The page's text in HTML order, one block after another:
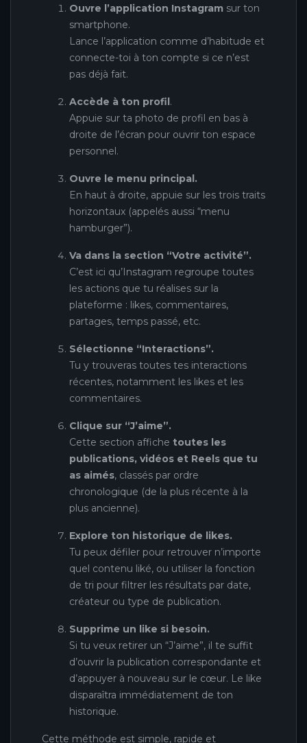
Ouvre l’application Instagram sur ton
smartphone.
Lance l’application comme d’habitude et
connecte-toi à ton compte si ce n’est
pas déjà fait.
Accède à ton profil.
Appuie sur ta photo de profil en bas à
droite de l’écran pour ouvrir ton espace
personnel.
Ouvre le menu principal.
En haut à droite, appuie sur les trois traits
horizontaux (appelés aussi “menu
hamburger”).
Va dans la section “Votre activité”.
C’est ici qu’Instagram regroupe toutes
les actions que tu réalises sur la
plateforme : likes, commentaires,
partages, temps passé, etc.
Sélectionne “Interactions”.
Tu y trouveras toutes tes interactions
récentes, notamment les likes et les
commentaires.
Clique sur “J’aime”.
Cette section affiche toutes les
publications, vidéos et Reels que tu
as aimés, classés par ordre
chronologique (de la plus récente à la
plus ancienne).
Explore ton historique de likes.
Tu peux défiler pour retrouver n’importe
quel contenu liké, ou utiliser la fonction
de tri pour filtrer les résultats par date,
créateur ou type de publication.
Supprime un like si besoin.
Si tu veux retirer un “J’aime”, il te suffit
d’ouvrir la publication correspondante et
d’appuyer à nouveau sur le cœur. Le like
disparaîtra immédiatement de ton
historique.
Cette méthode est simple, rapide et